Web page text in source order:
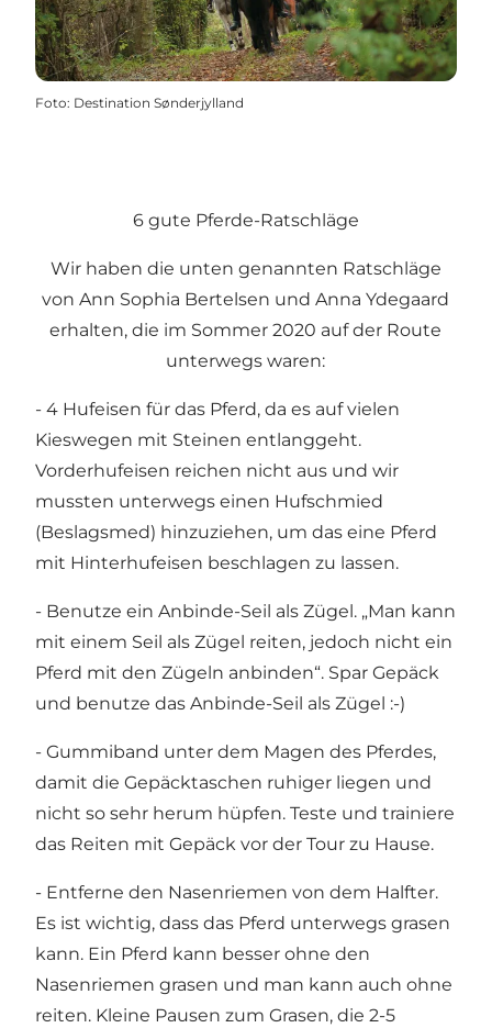
Foto: Destination Sønderjylland
6 gute Pferde-Ratschläge
Wir haben die unten genannten Ratschläge
von Ann Sophia Bertelsen und Anna Ydegaard
erhalten, die im Sommer 2020 auf der Route
unterwegs waren:
- 4 Hufeisen für das Pferd, da es auf vielen
Kieswegen mit Steinen entlanggeht.
Vorderhufeisen reichen nicht aus und wir
mussten unterwegs einen Hufschmied
(Beslagsmed) hinzuziehen, um das eine Pferd
mit Hinterhufeisen beschlagen zu lassen.
- Benutze ein Anbinde-Seil als Zügel. „Man kann
mit einem Seil als Zügel reiten, jedoch nicht ein
Pferd mit den Zügeln anbinden“. Spar Gepäck
und benutze das Anbinde-Seil als Zügel :-)
- Gummiband unter dem Magen des Pferdes,
damit die Gepäcktaschen ruhiger liegen und
nicht so sehr herum hüpfen. Teste und trainiere
das Reiten mit Gepäck vor der Tour zu Hause.
- Entferne den Nasenriemen von dem Halfter.
Es ist wichtig, dass das Pferd unterwegs grasen
kann. Ein Pferd kann besser ohne den
Nasenriemen grasen und man kann auch ohne
reiten. Kleine Pausen zum Grasen, die 2-5